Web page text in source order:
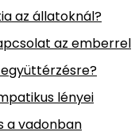
az állatoknál?
az emberrel
lényei
a vadonban